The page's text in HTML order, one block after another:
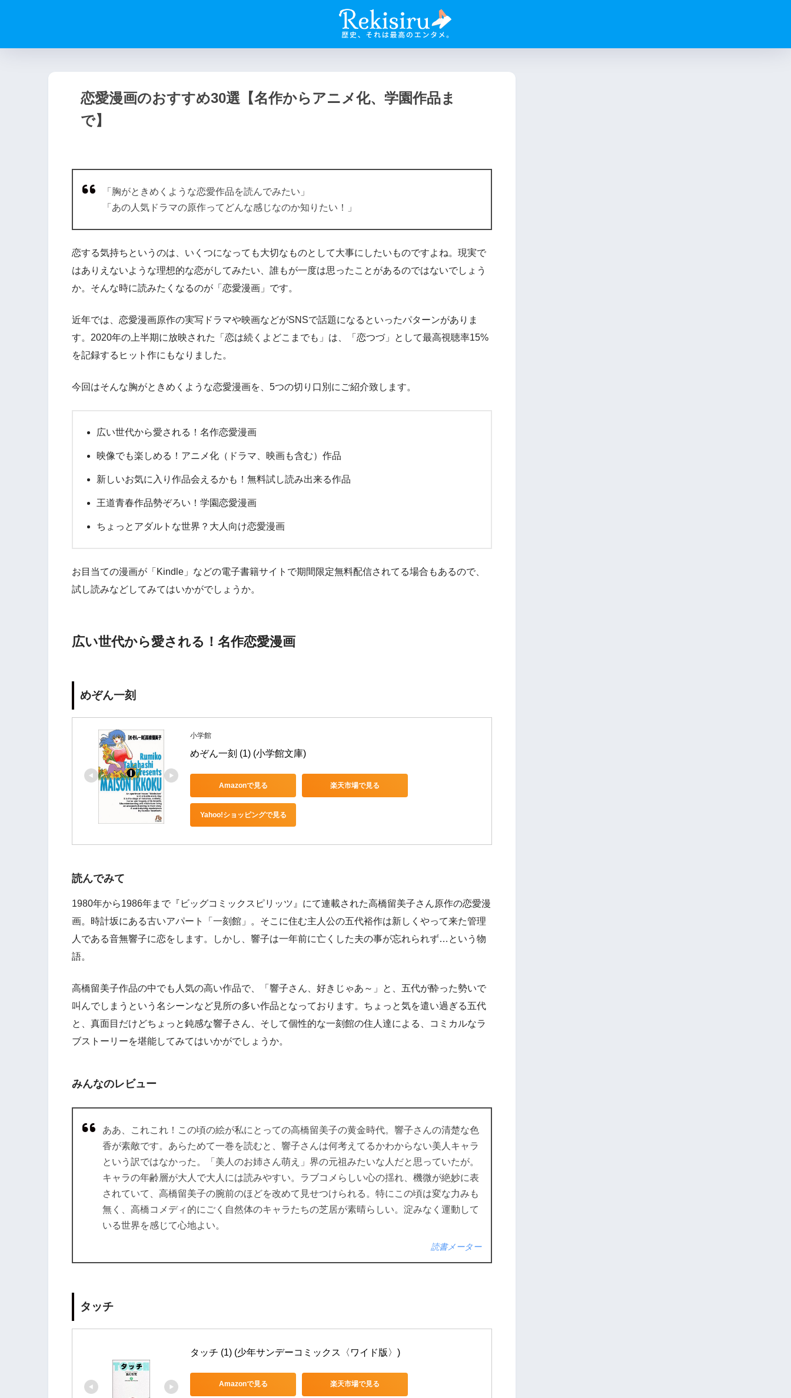
恋愛漫画のおすすめ30選【名作からアニメ化、学園作品ま
で】
「胸がときめくような恋愛作品を読んでみたい」
「あの人気ドラマの原作ってどんな感じなのか知りたい！」
恋する気持ちというのは、いくつになっても大切なものとして大事にしたいものですよね。現実で
はありえないような理想的な恋がしてみたい、誰もが一度は思ったことがあるのではないでしょう
か。そんな時に読みたくなるのが「恋愛漫画」です。
近年では、恋愛漫画原作の実写ドラマや映画などがSNSで話題になるといったパターンがありま
す。2020年の上半期に放映された「恋は続くよどこまでも」は、「恋つづ」として最高視聴率15%
を記録するヒット作にもなりました。
今回はそんな胸がときめくような恋愛漫画を、5つの切り口別にご紹介致します。
広い世代から愛される！名作恋愛漫画
映像でも楽しめる！アニメ化（ドラマ、映画も含む）作品
新しいお気に入り作品会えるかも！無料試し読み出来る作品
王道青春作品勢ぞろい！学園恋愛漫画
ちょっとアダルトな世界？大人向け恋愛漫画
お目当ての漫画が「Kindle」などの電子書籍サイトで期間限定無料配信されてる場合もあるので、
試し読みなどしてみてはいかがでしょうか。
広い世代から愛される！名作恋愛漫画
めぞん一刻
小学館
めぞん一刻 (1) (小学館文庫)
Amazonで見る 楽天市場で見る
Yahoo!ショッピングで見る
読んでみて
1980年から1986年まで『ビッグコミックスピリッツ』にて連載された高橋留美子さん原作の恋愛漫
画。時計坂にある古いアパート「一刻館」。そこに住む主人公の五代裕作は新しくやって来た管理
人である音無響子に恋をします。しかし、響子は一年前に亡くした夫の事が忘れられず…という物
語。
高橋留美子作品の中でも人気の高い作品で、「響子さん、好きじゃあ～」と、五代が酔った勢いで
叫んでしまうという名シーンなど見所の多い作品となっております。ちょっと気を遣い過ぎる五代
と、真面目だけどちょっと鈍感な響子さん、そして個性的な一刻館の住人達による、コミカルなラ
ブストーリーを堪能してみてはいかがでしょうか。
みんなのレビュー
ああ、これこれ！この頃の絵が私にとっての高橋留美子の黄金時代。響子さんの清楚な色
香が素敵です。あらためて一巻を読むと、響子さんは何考えてるかわからない美人キャラ
という訳ではなかった。「美人のお姉さん萌え」界の元祖みたいな人だと思っていたが。
キャラの年齢層が大人で大人には読みやすい。ラブコメらしい心の揺れ、機微が絶妙に表
されていて、高橋留美子の腕前のほどを改めて見せつけられる。特にこの頃は変な力みも
無く、高橋コメディ的にごく自然体のキャラたちの芝居が素晴らしい。淀みなく運動して
いる世界を感じて心地よい。
読書メーター
タッチ
タッチ (1) (少年サンデーコミックス〈ワイド版〉)
Amazonで見る 楽天市場で見る